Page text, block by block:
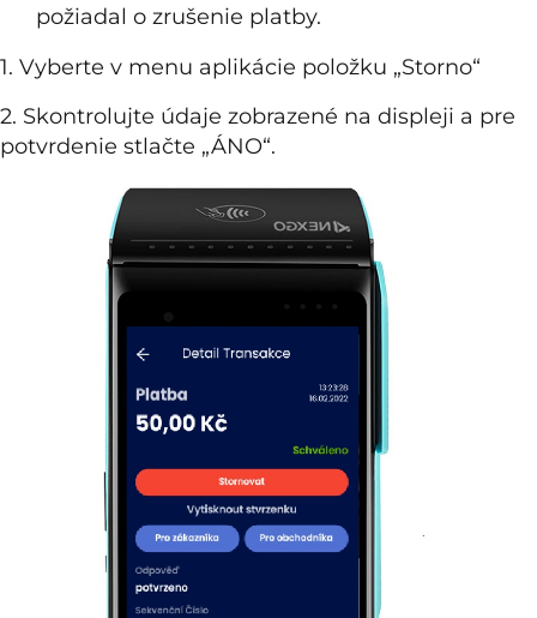
požiadal o zrušenie platby.
1. Vyberte v menu aplikácie položku „Storno“
2. Skontrolujte údaje zobrazené na displeji a pre
potvrdenie stlačte „ÁNO“.